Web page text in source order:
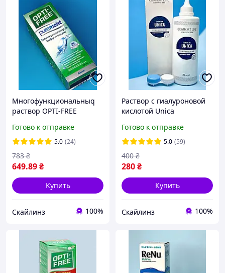
Многофункциональныq
раствор OPTI-FREE
Готово к отправке
5.0 (24)
649.89₴
783 ₴
Купить
Скайлинз 100%
Раствор с гиалуроновой
кислотой Unica
Готово к отправке
5.0 (59)
280₴
400 ₴
Купить
Скайлинз 100%